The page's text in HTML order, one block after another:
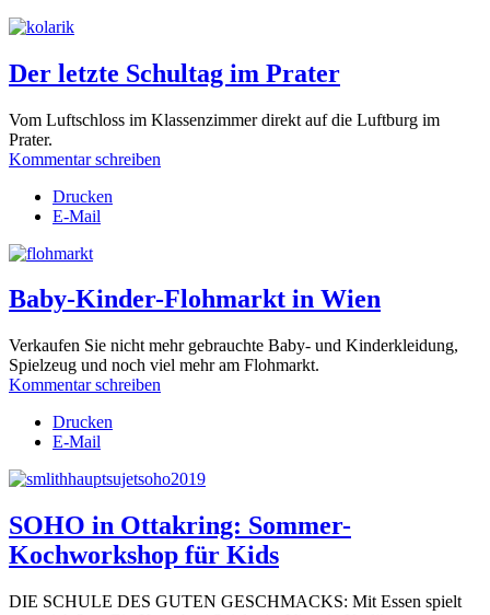
Der letzte Schultag im Prater
Vom Luftschloss im Klassenzimmer direkt auf die Luftburg im
Prater.
Kommentar schreiben
Drucken
E-Mail
Baby-Kinder-Flohmarkt in Wien
Verkaufen Sie nicht mehr gebrauchte Baby- und Kinderkleidung,
Spielzeug und noch viel mehr am Flohmarkt.
Kommentar schreiben
Drucken
E-Mail
SOHO in Ottakring: Sommer-
Kochworkshop für Kids
DIE SCHULE DES GUTEN GESCHMACKS: Mit Essen spielt